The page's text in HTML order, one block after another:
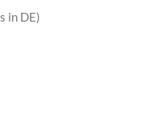
in DE)